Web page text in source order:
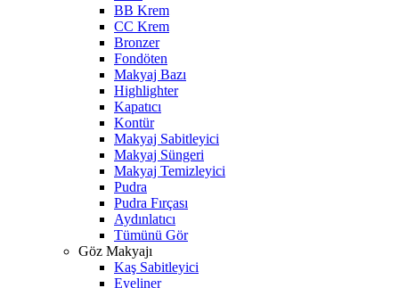
BB Krem
CC Krem
Bronzer
Fondöten
Makyaj Bazı
Highlighter
Kapatıcı
Kontür
Makyaj Sabitleyici
Makyaj Süngeri
Makyaj Temizleyici
Pudra
Pudra Fırçası
Aydınlatıcı
Tümünü Gör
Göz Makyajı
Kaş Sabitleyici
Eyeliner